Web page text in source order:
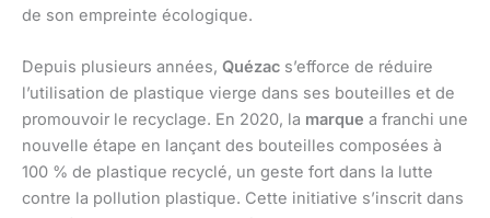
de son empreinte écologique.
Depuis plusieurs années, Quézac s’efforce de réduire
l’utilisation de plastique vierge dans ses bouteilles et de
promouvoir le recyclage. En 2020, la marque a franchi une
nouvelle étape en lançant des bouteilles composées à
100 % de plastique recyclé, un geste fort dans la lutte
contre la pollution plastique. Cette initiative s’inscrit dans